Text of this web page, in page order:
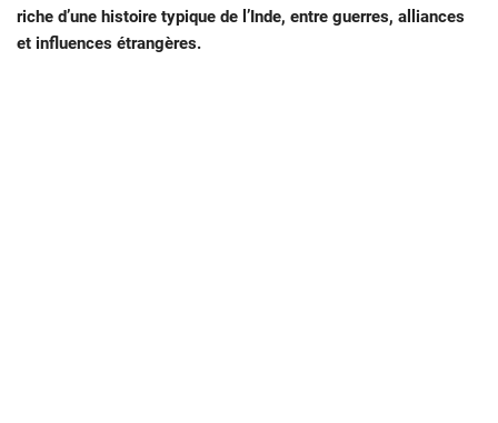
riche d’une histoire typique de l’Inde, entre guerres, alliances
et influences étrangères.